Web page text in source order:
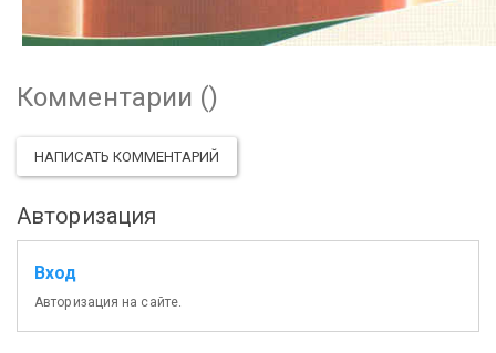
Комментарии ()
НАПИСАТЬ КОММЕНТАРИЙ
Авторизация
Вход
Авторизация на сайте.